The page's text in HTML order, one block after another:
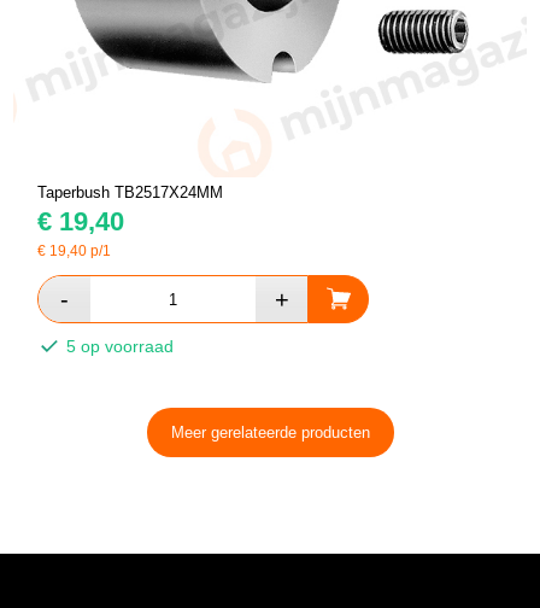
Taperbush TB2517X24MM
€ 19,40
€ 19,40 p/1
5 op voorraad
Meer gerelateerde producten